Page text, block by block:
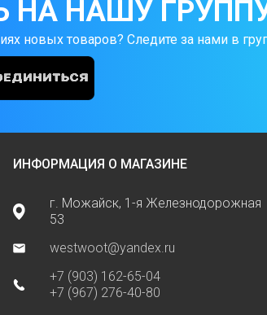
НА НАШУ
новых товаров? Следите за нами в
ИНФОРМАЦИЯ О МАГАЗИНЕ
г. Можайск, 1-я Железнодорожная
53
westwoot@yandex.ru
+7 (903) 162-65-04
+7 (967) 276-40-80